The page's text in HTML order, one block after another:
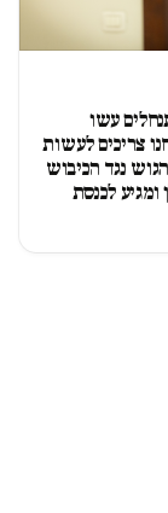
עשו
צריכים לעשות
נגד הכיבוש
ומגיע לכנסת